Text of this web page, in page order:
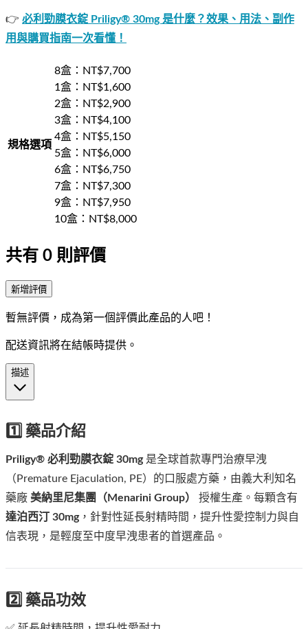
👉 必利勁膜衣錠 Priligy® 30mg 是什麼？效果、用法、副作
用與購買指南一次看懂！
規格選項
8盒 ：NT$7,700
1盒 ：NT$1,600
2盒 ：NT$2,900
3盒 ：NT$4,100
4盒 ：NT$5,150
5盒 ：NT$6,000
6盒 ：NT$6,750
7盒 ：NT$7,300
9盒 ：NT$7,950
10盒 ：NT$8,000
共有 0 則評價
新增評價
暫無評價，成為第一個評價此產品的人吧！
配送資訊將在結帳時提供。
描述
1️⃣ 藥品介紹
Priligy® 必利勁膜衣錠 30mg是全球首款專門治療早洩
（Premature Ejaculation, PE）的口服處方藥，由義大利知名
藥廠 美納里尼集團（Menarini Group）
授權生產。每顆含有
達泊西汀 30mg，針對性延長射精時間，提升性愛控制力與自
信表現，是輕度至中度早洩患者的首選產品。
2️⃣ 藥品功效